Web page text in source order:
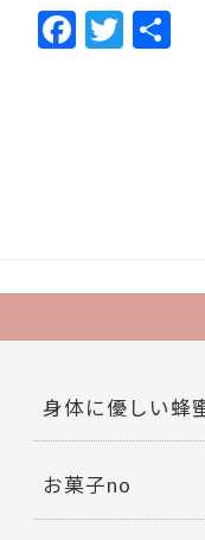
F
ac
T
w
身体に優しい蜂
お菓子no